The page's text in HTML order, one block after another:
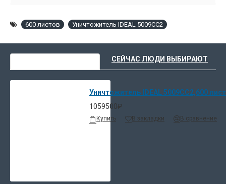
ширину формата (А2++)
Вместительный выдвижной пластиковый мешок
(рамка-каркас) ёмкостью 300 литров
600 листов Уничтожитель IDEAL 5009CC2
СЕЙЧАС ЛЮДИ ВЫБИРАЮТ
Уничтожитель IDEAL 5009CC2,600
1059500₽
Купить В закладки В сравнение